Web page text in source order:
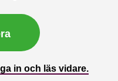
in och läs vidare.